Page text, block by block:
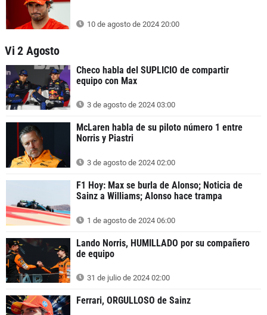
10 de agosto de 2024 20:00
Vi 2 Agosto
Checo habla del SUPLICIO de compartir
equipo con Max
3 de agosto de 2024 03:00
McLaren habla de su piloto número 1 entre
Norris y Piastri
3 de agosto de 2024 02:00
F1 Hoy: Max se burla de Alonso; Noticia de
Sainz a Williams; Alonso hace trampa
1 de agosto de 2024 06:00
Lando Norris, HUMILLADO por su compañero
de equipo
31 de julio de 2024 02:00
Ferrari, ORGULLOSO de Sainz